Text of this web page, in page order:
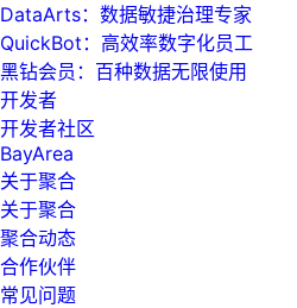
DataArts：数据敏捷治理专家
QuickBot：高效率数字化员工
黑钻会员：百种数据无限使用
开发者
开发者社区
BayArea
关于聚合
关于聚合
聚合动态
合作伙伴
常见问题